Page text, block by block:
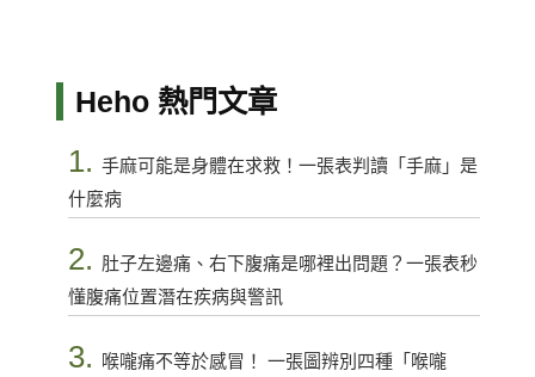
Heho 熱門文章
1. 手麻可能是身體在求救！一張表判讀「手麻」是
什麼病
2. 肚子左邊痛、右下腹痛是哪裡出問題？一張表秒
懂腹痛位置潛在疾病與警訊
3.
喉嚨痛不等於感冒！ 一張圖辨別四種「喉嚨